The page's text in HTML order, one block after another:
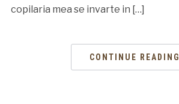
copilaria mea se invarte in […]
CONTINUE READING